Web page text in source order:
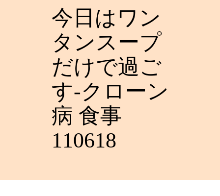
今日はワン
タンスープ
だけで過ご
す-クローン
病 食事
110618